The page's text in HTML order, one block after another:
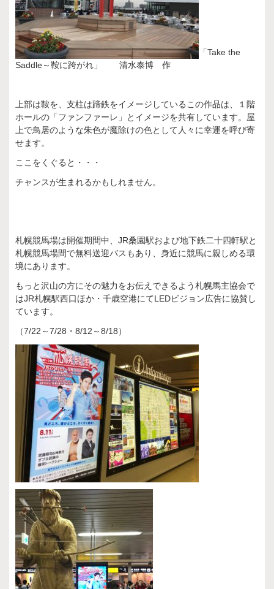
「Take the
Saddle～鞍に跨がれ」 清水泰博 作
上部は鞍を、支柱は蹄鉄をイメージしているこの作品は、１階
ホールの「ファンファーレ」とイメージを共有しています。屋
上で鳥居のような朱色が魔除けの色として人々に幸運を呼び寄
せます。
ここをくぐると・・・
チャンスが生まれるかもしれません。
札幌競馬場は開催期間中、JR桑園駅および地下鉄二十四軒駅と
札幌競馬場間で無料送迎バスもあり、身近に競馬に親しめる環
境にあります。
もっと沢山の方にその魅力をお伝えできるよう札幌馬主協会で
はJR札幌駅西口ほか・千歳空港にてLEDビジョン広告に協賛し
ています。
（7/22～7/28・8/12～8/18）